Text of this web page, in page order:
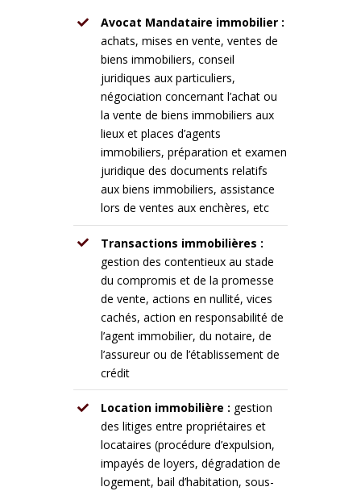
Avocat Mandataire immobilier :
achats, mises en vente, ventes de
biens immobiliers, conseil
juridiques aux particuliers,
négociation concernant l’achat ou
la vente de biens immobiliers aux
lieux et places d’agents
immobiliers, préparation et examen
juridique des documents relatifs
aux biens immobiliers, assistance
lors de ventes aux enchères, etc
Transactions immobilières :
gestion des contentieux au stade
du compromis et de la promesse
de vente, actions en nullité, vices
cachés, action en responsabilité de
l’agent immobilier, du notaire, de
l’assureur ou de l’établissement de
crédit
Location immobilière : gestion
des litiges entre propriétaires et
locataires (procédure d’expulsion,
impayés de loyers, dégradation de
logement, bail d’habitation, sous-